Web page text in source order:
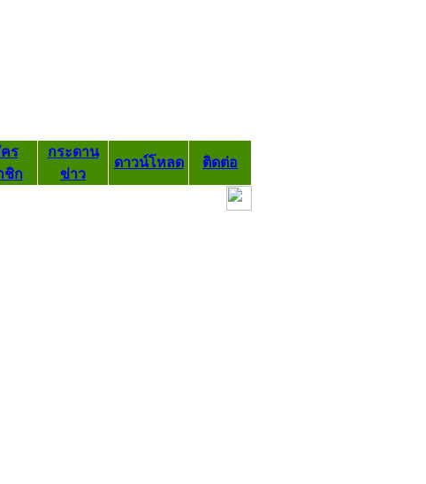
ร
ชิก
กระดาน
ข่าว
ดาวน์โหลด ติดต่อ